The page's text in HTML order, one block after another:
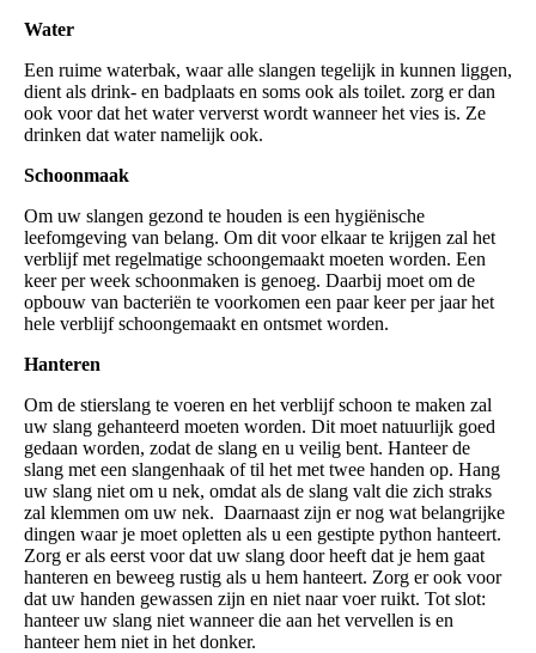
Water
Een ruime waterbak, waar alle slangen tegelijk in kunnen liggen,
dient als drink- en badplaats en soms ook als toilet. zorg er dan
ook voor dat het water ververst wordt wanneer het vies is. Ze
drinken dat water namelijk ook.
Schoonmaak
Om uw slangen gezond te houden is een hygiënische
leefomgeving van belang. Om dit voor elkaar te krijgen zal het
verblijf met regelmatige schoongemaakt moeten worden. Een
keer per week schoonmaken is genoeg. Daarbij moet om de
opbouw van bacteriën te voorkomen een paar keer per jaar het
hele verblijf schoongemaakt en ontsmet worden.
Hanteren
Om de stierslang te voeren en het verblijf schoon te maken zal
uw slang gehanteerd moeten worden. Dit moet natuurlijk goed
gedaan worden, zodat de slang en u veilig bent. Hanteer de
slang met een slangenhaak of til het met twee handen op. Hang
uw slang niet om u nek, omdat als de slang valt die zich straks
zal klemmen om uw nek. Daarnaast zijn er nog wat belangrijke
dingen waar je moet opletten als u een gestipte python hanteert.
Zorg er als eerst voor dat uw slang door heeft dat je hem gaat
hanteren en beweeg rustig als u hem hanteert. Zorg er ook voor
dat uw handen gewassen zijn en niet naar voer ruikt. Tot slot:
hanteer uw slang niet wanneer die aan het vervellen is en
hanteer hem niet in het donker.